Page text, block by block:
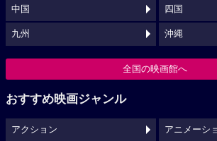
中国 四国
九州 沖縄
全国の映画館へ
おすすめ映画ジャンル
アクション アニメーシ